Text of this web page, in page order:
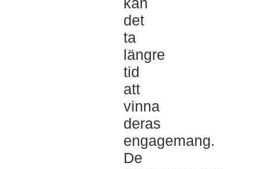
det
ta
längre
tid
att
vinna
deras
engagemang.
De